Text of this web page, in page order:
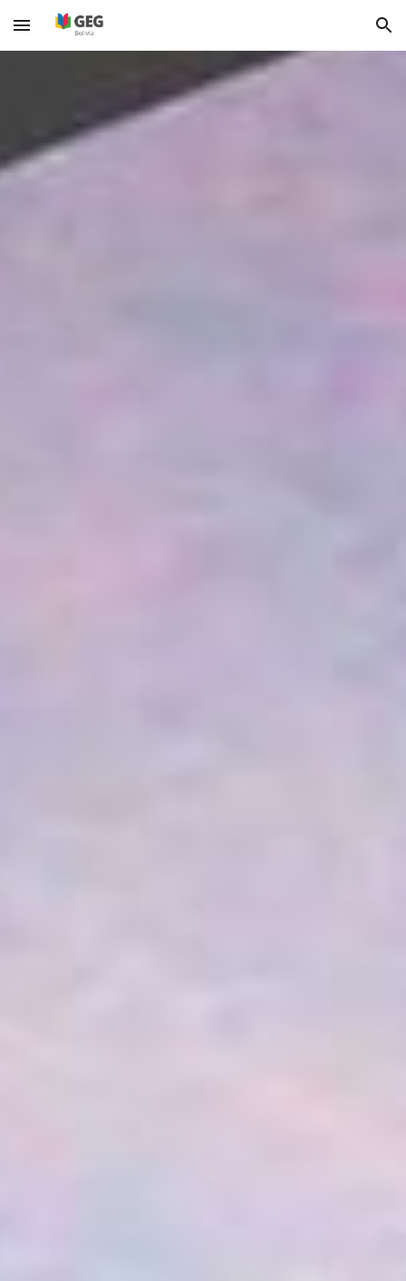
Skip to main content Skip to navigation